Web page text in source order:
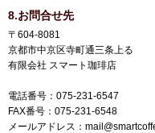
8.お問合せ先
〒604-8081
京都市中京区寺町通三条上る
有限会社 スマート珈琲店
電話番号：075-231-6547
FAX番号：075-231-6548
メールアドレス：